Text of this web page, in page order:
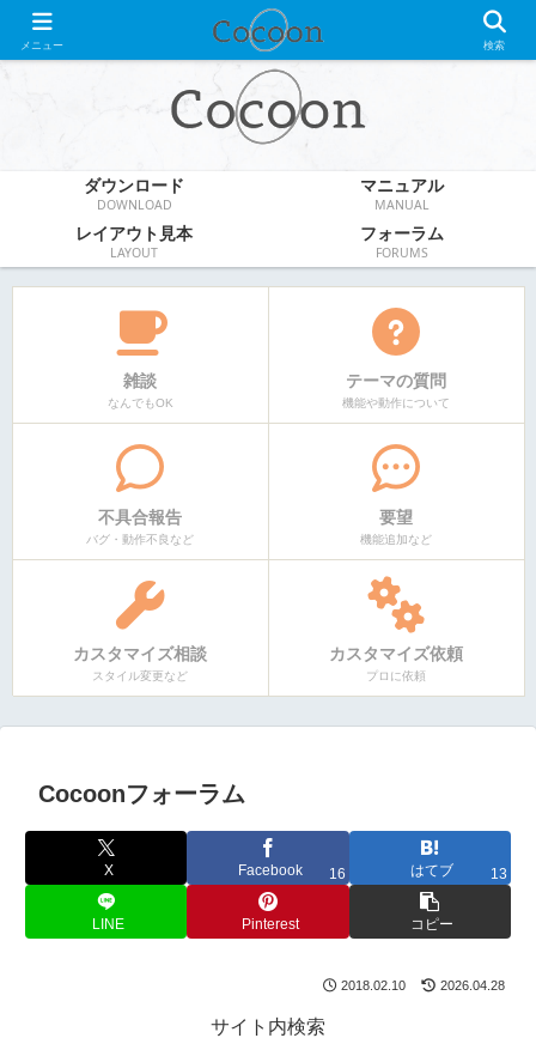
WordPress無料テーマ
ダウンロード
DOWNLOAD
マニュアル
MANUAL
レイアウト見本
LAYOUT
フォーラム
FORUMS
雑談
なんでもOK
テーマの質問
機能や動作について
不具合報告
バグ・動作不良など
要望
機能追加など
カスタマイズ相談
スタイル変更など
カスタマイズ依頼
プロに依頼
Cocoonフォーラム
X Facebook 16 はてブ 13
LINE Pinterest コピー
2018.02.10 2026.04.28
サイト内検索
メニュー 検索